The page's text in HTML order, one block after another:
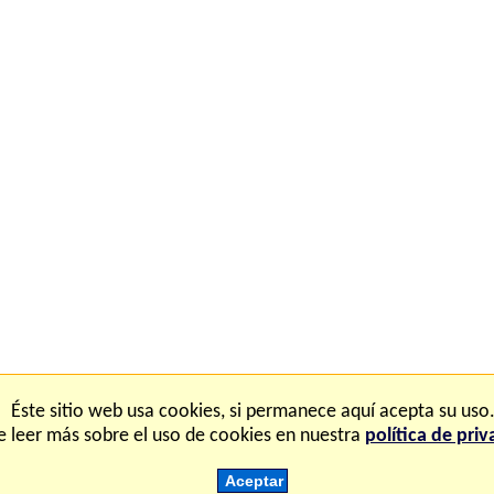
FAQ
© 2.000-2.028 Fisicanet ® Todos los derechos
Éste sitio web usa cookies, si permanece aquí acepta su uso.
leer más sobre el uso de cookies en nuestra política de